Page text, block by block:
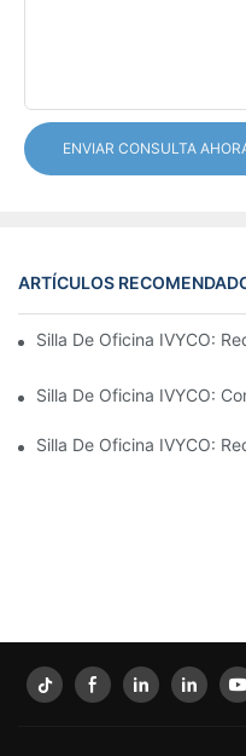
ENVIAR CONSULTA
ARTÍCULOS
Silla De Oficina IVYCO:
Silla De Oficina IVYCO:
Silla De Oficina IVYCO: